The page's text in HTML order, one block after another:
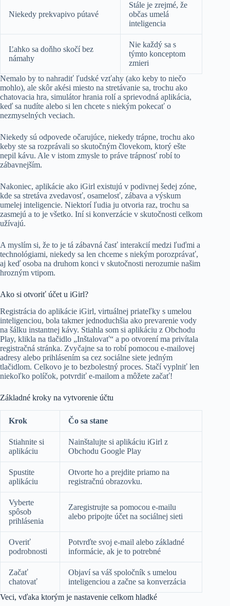
Niekedy prekvapivo pútavé
Stále je zrejmé, že
občas umelá
inteligencia
Ľahko sa doňho skočí bez
námahy
Nie každý sa s
týmto konceptom
zmieri
Nemalo by to nahradiť ľudské vzťahy (ako keby to niečo
mohlo), ale skôr akési miesto na stretávanie sa, trochu ako
chatovacia hra, simulátor hrania rolí a sprievodná aplikácia,
keď sa nudíte alebo si len chcete s niekým pokecať o
nezmyselných veciach.
Niekedy sú odpovede očarujúce, niekedy trápne, trochu ako
keby ste sa rozprávali so skutočným človekom, ktorý ešte
nepil kávu. Ale v istom zmysle to práve trápnosť robí to
zábavnejším.
Nakoniec, aplikácie ako iGirl existujú v podivnej šedej zóne,
kde sa stretáva zvedavosť, osamelosť, zábava a výskum
umelej inteligencie. Niektorí ľudia ju otvoria raz, trochu sa
zasmejú a to je všetko. Iní si konverzácie v skutočnosti celkom
užívajú.
A myslím si, že to je tá zábavná časť interakcií medzi ľuďmi a
technológiami, niekedy sa len chceme s niekým porozprávať,
aj keď osoba na druhom konci v skutočnosti nerozumie našim
hrozným vtipom.
Ako si otvoriť účet u iGirl?
Registrácia do aplikácie iGirl, virtuálnej priateľky s umelou
inteligenciou, bola takmer jednoduchšia ako prevarenie vody
na šálku instantnej kávy. Stiahla som si aplikáciu z Obchodu
Play, klikla na tlačidlo „Inštalovať“ a po otvorení ma privítala
registračná stránka. Zvyčajne sa to robí pomocou e-mailovej
adresy alebo prihlásením sa cez sociálne siete jedným
tlačidlom. Celkovo je to bezbolestný proces. Stačí vyplniť len
niekoľko políčok, potvrdiť e-mailom a môžete začať!
Základné kroky na vytvorenie účtu
Krok Čo sa stane
Stiahnite si
aplikáciu
Nainštalujte si aplikáciu iGirl z
Obchodu Google Play
Spustite
aplikáciu
Otvorte ho a prejdite priamo na
registračnú obrazovku.
Vyberte
spôsob
prihlásenia
Zaregistrujte sa pomocou e-mailu
alebo pripojte účet na sociálnej sieti
Overiť
podrobnosti
Potvrďte svoj e-mail alebo základné
informácie, ak je to potrebné
Začať
chatovať
Objaví sa váš spoločník s umelou
inteligenciou a začne sa konverzácia
Veci, vďaka ktorým je nastavenie celkom hladké